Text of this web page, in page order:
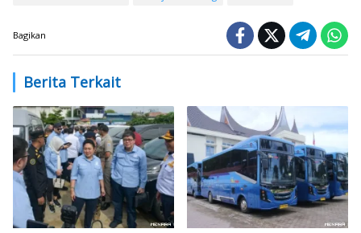
Bagikan
Berita Terkait